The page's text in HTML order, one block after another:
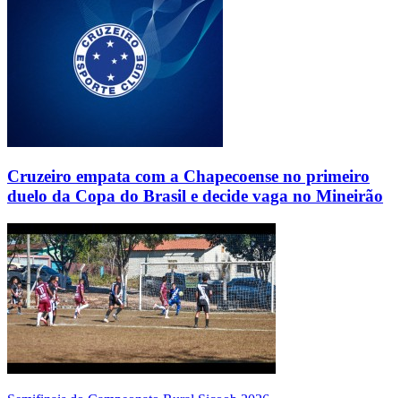
Cruzeiro empata com a Chapecoense no primeiro
duelo da Copa do Brasil e decide vaga no Mineirão